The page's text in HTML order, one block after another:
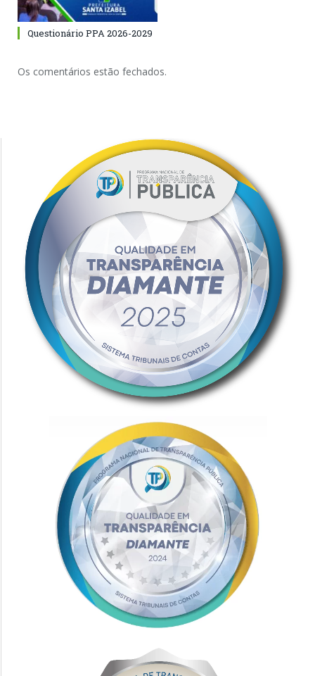
Questionário PPA 2026-2029
Os comentários estão fechados.